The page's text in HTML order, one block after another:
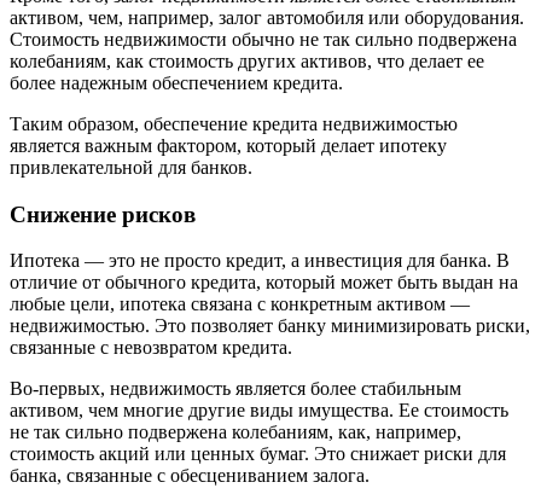
активом, чем, например, залог автомобиля или оборудования.
Стоимость недвижимости обычно не так сильно подвержена
колебаниям, как стоимость других активов, что делает ее
более надежным обеспечением кредита.
Таким образом, обеспечение кредита недвижимостью
является важным фактором, который делает ипотеку
привлекательной для банков.
Снижение рисков
Ипотека — это не просто кредит, а инвестиция для банка. В
отличие от обычного кредита, который может быть выдан на
любые цели, ипотека связана с конкретным активом —
недвижимостью. Это позволяет банку минимизировать риски,
связанные с невозвратом кредита.
Во-первых, недвижимость является более стабильным
активом, чем многие другие виды имущества. Ее стоимость
не так сильно подвержена колебаниям, как, например,
стоимость акций или ценных бумаг. Это снижает риски для
банка, связанные с обесцениванием залога.